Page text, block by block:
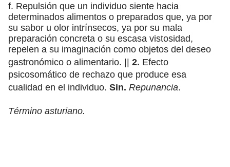
f. Repulsión que un individuo siente hacia
determinados alimentos o preparados que, ya por
su sabor u olor intrínsecos, ya por su mala
preparación concreta o su escasa vistosidad,
repelen a su imaginación como objetos del deseo
gastronómico o alimentario. || 2. Efecto
psicosomático de rechazo que produce esa
cualidad en el individuo. Sin. Repunancia.
Término asturiano.